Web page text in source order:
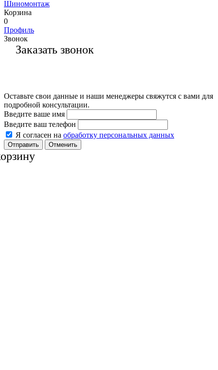
Шиномонтаж
Корзина
0
Профиль
Звонок
Заказать звонок
Оставьте свои данные и наши менеджеры свяжутся с вами для
подробной консультации.
Введите ваше имя
Введите ваш телефон
Я согласен на обработку персональных данных
Отменить